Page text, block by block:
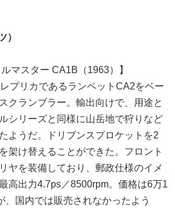
）
マスター CA1B（1963）】
プリカであるランペットCA2をベー
クランブラー。輸出向けで、用途と
シリーズと同様に山岳地で狩りなど
ようだ。ドリブンスプロケットを2
架け替えることができた。フロント
ヤを装備しており、郵政仕様のイメ
高出力4.7ps／8500rpm。価格は6万1
、国内では販売されなかったよう